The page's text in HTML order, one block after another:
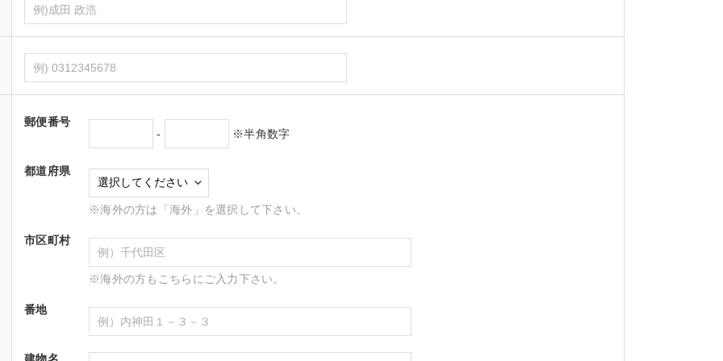
郵便番号
-
※半角数字
都道府県
※海外の方は「海外」を選択して下さい。
市区町村
※海外の方もこちらにご入力下さい。
番地